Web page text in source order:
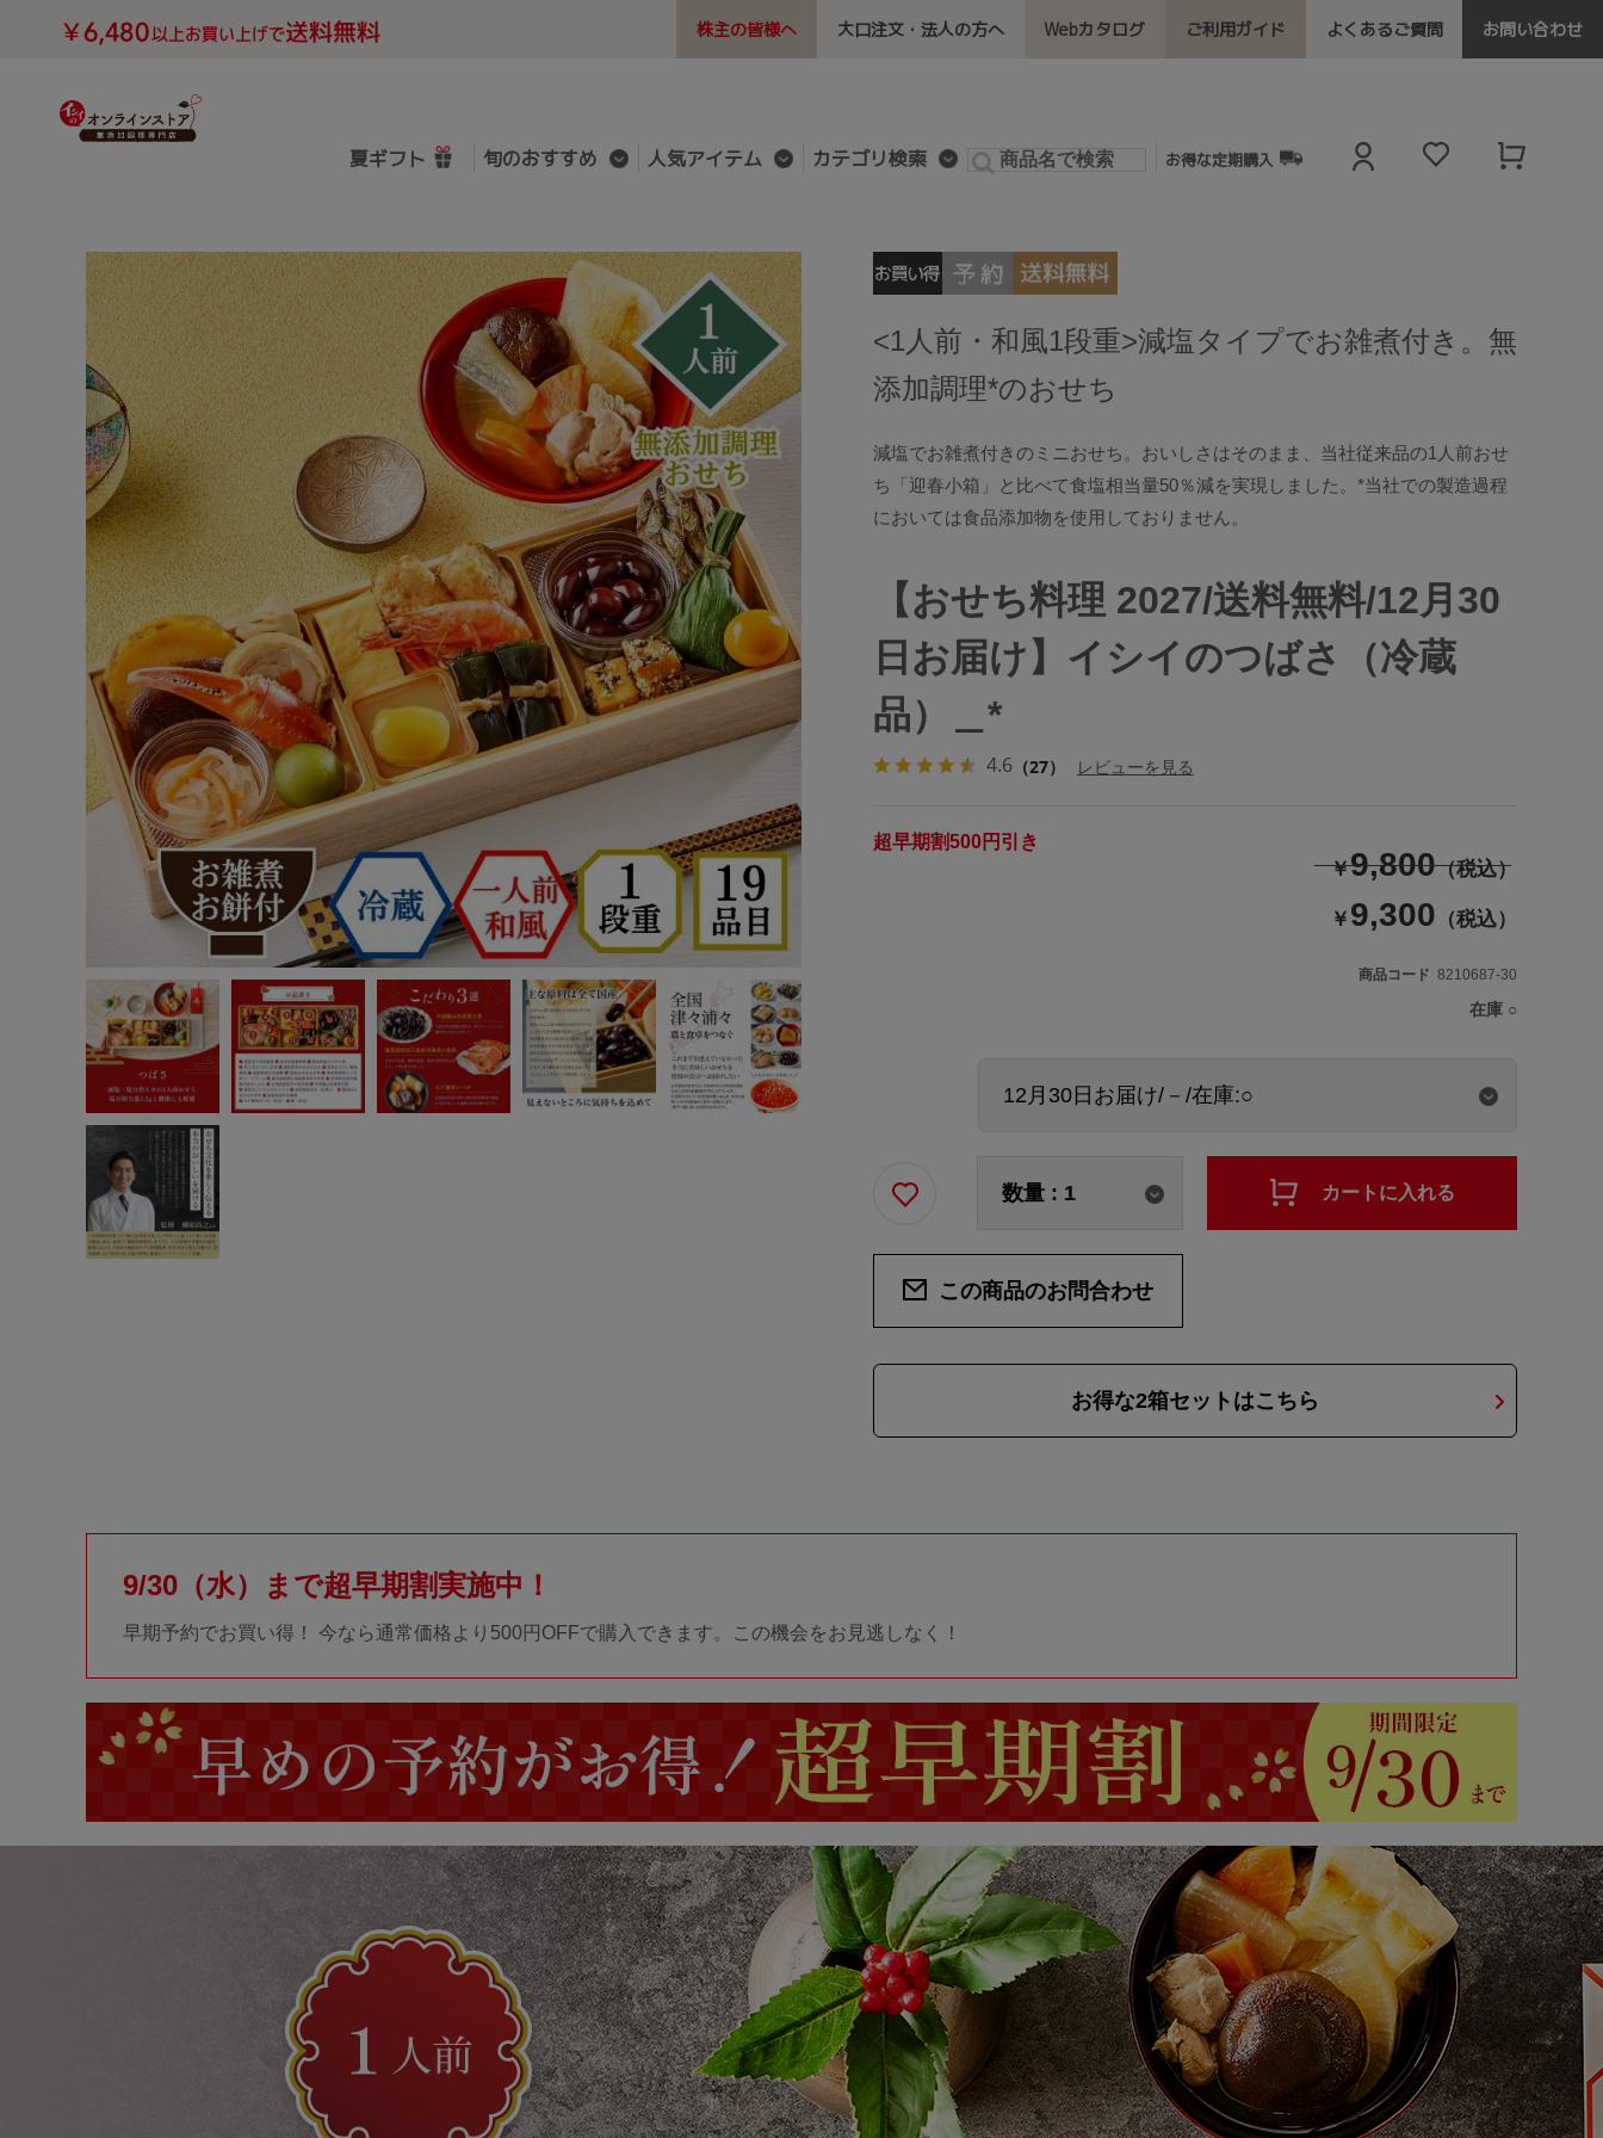
株主の皆様へ 大口注文・法人の方へ Webカタログ ご利用ガイド よくあるご質問 お問い合わせ
夏ギフト 旬のおすすめ 人気アイテム カテゴリ検索 お得な定期購入
<1人前・和風1段重>減塩タイプでお雑煮付き。無
添加調理*のおせち
減塩でお雑煮付きのミニおせち。おいしさはそのまま、当社従来品の1人前おせ
ち「迎春小箱」と比べて食塩相当量50％減を実現しました。*当社での製造過程
においては食品添加物を使用しておりません。
【おせち料理 2027/送料無料/12月30
日お届け】イシイのつばさ（冷蔵
品）＿*
4.6 （27） レビューを見る
超早期割500円引き
￥9,800（税込）
￥ 9,300 （税込）
商品コード 8210687-30
在庫 ○
数量 : 1 カートに入れる
この商品のお問合わせ
お得な2箱セットはこちら
9/30（水）まで超早期割実施中！
早期予約でお買い得！ 今なら通常価格より500円OFFで購入できます。この機会をお見逃しなく！